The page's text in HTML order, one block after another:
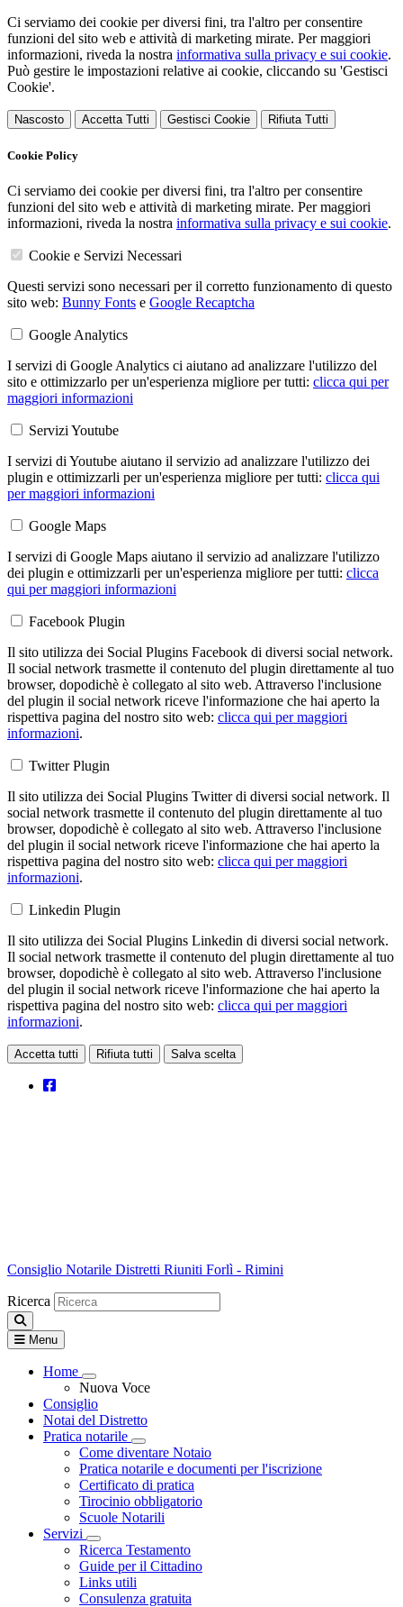
Ci serviamo dei cookie per diversi fini, tra l'altro per consentire
funzioni del sito web e attività di marketing mirate. Per maggiori
informazioni, riveda la nostra informativa sulla privacy e sui cookie.
Può gestire le impostazioni relative ai cookie, cliccando su 'Gestisci
Cookie'.
Nascosto Accetta Tutti Gestisci Cookie Rifiuta Tutti
Cookie Policy
Ci serviamo dei cookie per diversi fini, tra l'altro per consentire
funzioni del sito web e attività di marketing mirate. Per maggiori
informazioni, riveda la nostra informativa sulla privacy e sui cookie.
Cookie e Servizi Necessari
Questi servizi sono necessari per il corretto funzionamento di questo
sito web: Bunny Fonts e Google Recaptcha
Google Analytics
I servizi di Google Analytics ci aiutano ad analizzare l'utilizzo del
sito e ottimizzarlo per un'esperienza migliore per tutti: clicca qui per
maggiori informazioni
Servizi Youtube
I servizi di Youtube aiutano il servizio ad analizzare l'utilizzo dei
plugin e ottimizzarli per un'esperienza migliore per tutti: clicca qui
per maggiori informazioni
Google Maps
I servizi di Google Maps aiutano il servizio ad analizzare l'utilizzo
dei plugin e ottimizzarli per un'esperienza migliore per tutti: clicca
qui per maggiori informazioni
Facebook Plugin
Il sito utilizza dei Social Plugins Facebook di diversi social network.
Il social network trasmette il contenuto del plugin direttamente al tuo
browser, dopodichè è collegato al sito web. Attraverso l'inclusione
del plugin il social network riceve l'informazione che hai aperto la
rispettiva pagina del nostro sito web: clicca qui per maggiori
informazioni.
Twitter Plugin
Il sito utilizza dei Social Plugins Twitter di diversi social network. Il
social network trasmette il contenuto del plugin direttamente al tuo
browser, dopodichè è collegato al sito web. Attraverso l'inclusione
del plugin il social network riceve l'informazione che hai aperto la
rispettiva pagina del nostro sito web: clicca qui per maggiori
informazioni.
Linkedin Plugin
Il sito utilizza dei Social Plugins Linkedin di diversi social network.
Il social network trasmette il contenuto del plugin direttamente al tuo
browser, dopodichè è collegato al sito web. Attraverso l'inclusione
del plugin il social network riceve l'informazione che hai aperto la
rispettiva pagina del nostro sito web: clicca qui per maggiori
informazioni.
Accetta tutti Rifiuta tutti Salva scelta
Consiglio Notarile Distretti Riuniti Forlì - Rimini
Ricerca
Menu
Home
Visualizza menù di secondo livello
Nuova Voce
Consiglio
Notai del Distretto
Pratica notarile
Visualizza menù di secondo livello
Come diventare Notaio
Pratica notarile e documenti per l'iscrizione
Certificato di pratica
Tirocinio obbligatorio
Scuole Notarili
Servizi
Visualizza menù di secondo livello
Ricerca Testamento
Guide per il Cittadino
Links utili
Consulenza gratuita